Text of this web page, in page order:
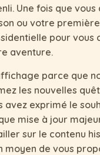
Une fois que vous
ou votre première
pour vous
aventure.
parce que
les nouvelles
exprimé le
mise à jour
sur le contenu
moyen de vous